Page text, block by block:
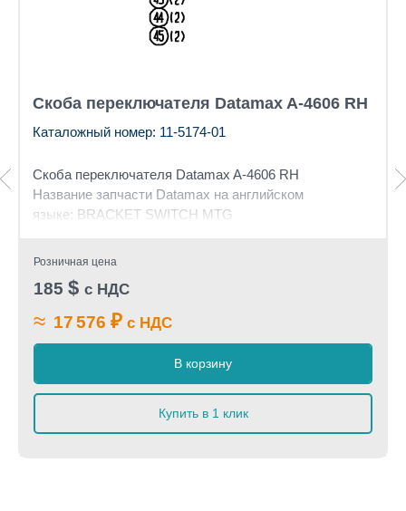
Скоба переключателя Datamax A-4606 RH
Каталожный номер: 11-5174-01
Скоба переключателя Datamax A-4606 RH
Название запчасти Datamax на английском
языке: BRACKET SWITCH MTG
Розничная цена
185 $ с НДС
≈ 17 576 ₽ с НДС
В корзину
Купить в 1 клик